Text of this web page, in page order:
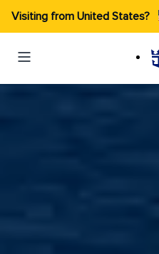
Visiting from United States?